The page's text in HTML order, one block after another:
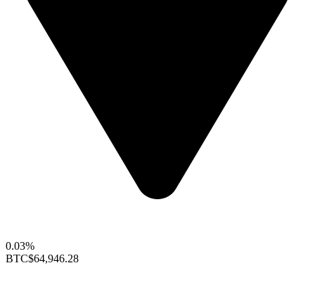
0.03%
BTC$64,946.28